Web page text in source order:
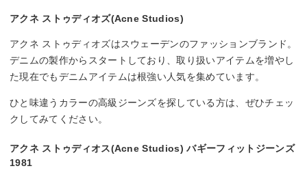
アクネ ストゥディオズ(Acne Studios)
アクネ ストゥディオズはスウェーデンのファッションブランド。
デニムの製作からスタートしており、取り扱いアイテムを増やし
た現在でもデニムアイテムは根強い人気を集めています。
ひと味違うカラーの高級ジーンズを探している方は、ぜひチェッ
クしてみてください。
アクネ ストゥディオス(Acne Studios) バギーフィットジーンズ
1981